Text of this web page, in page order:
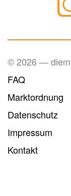
© 2026 —
FAQ
Marktordnung
Datenschutz
Impressum
Kontakt